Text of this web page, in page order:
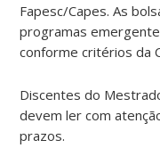
Fapesc/Capes. As
programas
conforme critérios da
Discentes do
devem ler com
prazos.